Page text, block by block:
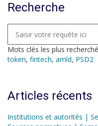
Recherche
Mots clés les plus
token, fintech, amld, PSD2
Articles récents
Institutions et autorités |